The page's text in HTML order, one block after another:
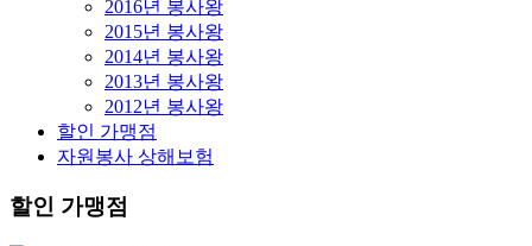
2016년 봉사왕
2015년 봉사왕
2014년 봉사왕
2013년 봉사왕
2012년 봉사왕
할인 가맹점
자원봉사 상해보험
할인 가맹점